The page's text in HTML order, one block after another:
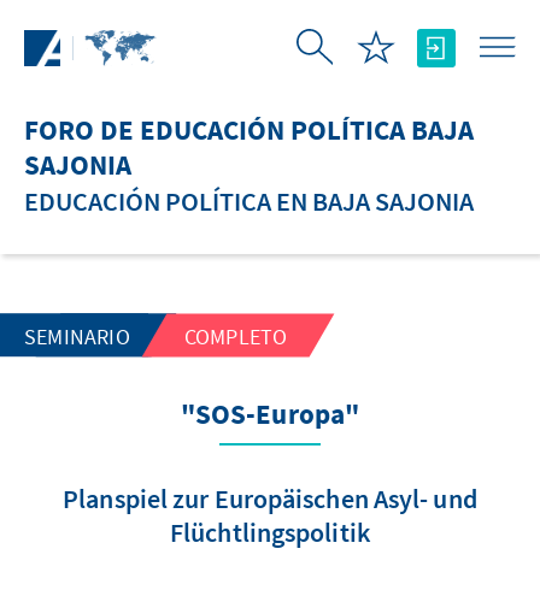
FORO DE EDUCACIÓN POLÍTICA BAJA
SAJONIA
EDUCACIÓN POLÍTICA EN BAJA SAJONIA
SEMINARIO COMPLETO
"SOS-Europa"
Planspiel zur Europäischen Asyl- und
Flüchtlingspolitik